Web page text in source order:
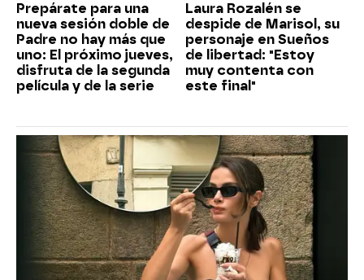
Prepárate para una
nueva sesión doble de
Padre no hay más que
uno: El próximo jueves,
disfruta de la segunda
película y de la serie
Laura Rozalén se
despide de Marisol, su
personaje en Sueños
de libertad: "Estoy
muy contenta con
este final"